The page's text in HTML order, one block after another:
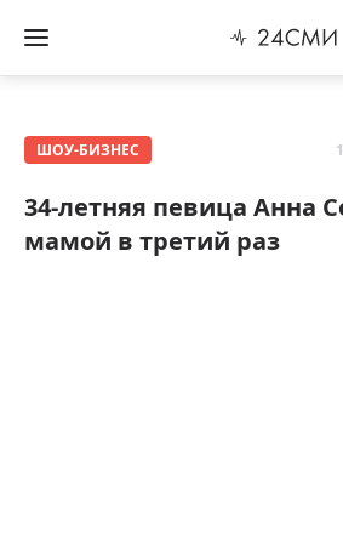
ШОУ-БИЗНЕС
34-летняя певица Анна
мамой в третий раз